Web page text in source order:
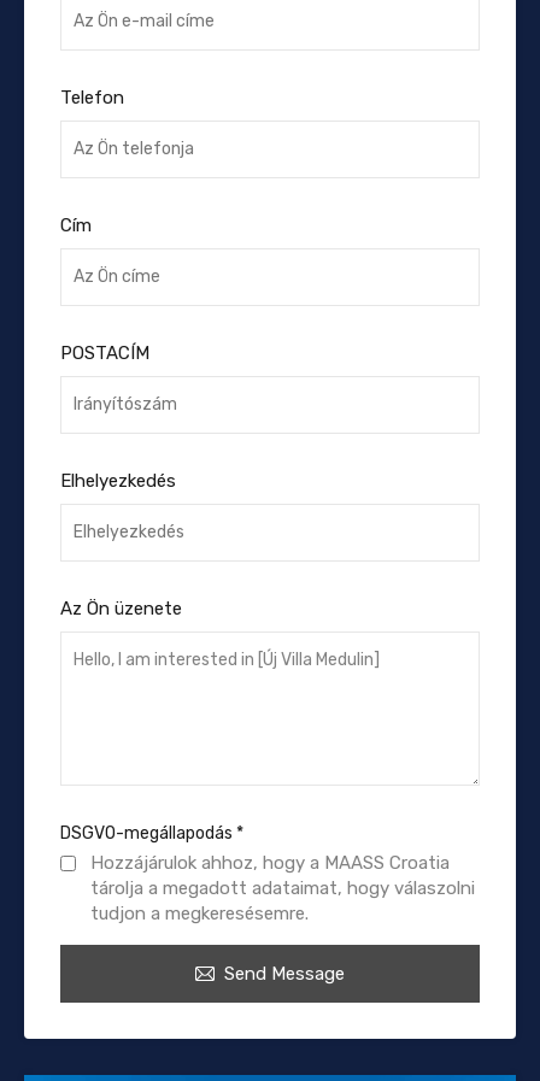
Telefon
Cím
POSTACÍM
Elhelyezkedés
Az Ön üzenete
DSGVO-megállapodás *
Hozzájárulok ahhoz, hogy a MAASS Croatia
tárolja a megadott adataimat, hogy válaszolni
tudjon a megkeresésemre.
Send Message